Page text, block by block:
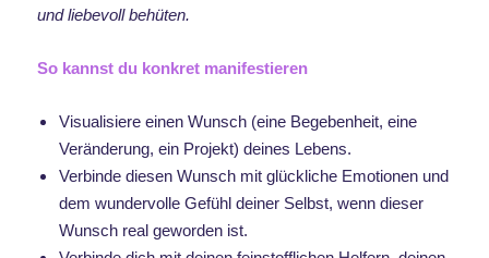
und liebevoll behüten.
So kannst du konkret manifestieren
Visualisiere einen Wunsch (eine Begebenheit, eine
Veränderung, ein Projekt) deines Lebens.
Verbinde diesen Wunsch mit glückliche Emotionen und
dem wundervolle Gefühl deiner Selbst, wenn dieser
Wunsch real geworden ist.